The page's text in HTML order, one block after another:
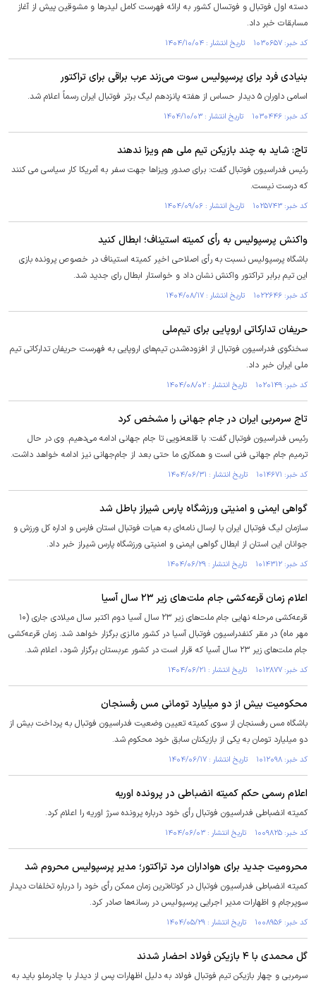
دسته اول فوتبال و فوتسال کشور به ارائه فهرست کامل لیدرها و مشوقین پیش از آغاز
مسابقات خبر داد.
کد خبر: ۱۰۳۰۶۵۷ تاریخ انتشار : ۱۴۰۴/۱۰/۰۴
بنیادی فرد برای پرسپولیس سوت می‌زند عرب براقی برای تراکتور
اسامی داوران ۵ دیدار حساس از هفته پانزدهم لیگ برتر فوتبال ایران رسماً اعلام شد.
کد خبر: ۱۰۳۰۴۴۶ تاریخ انتشار : ۱۴۰۴/۱۰/۰۳
تاج: شاید به چند بازیکن تیم ملی هم ویزا ندهند
رئیس فدراسیون فوتبال گفت: برای صدور ویزاها جهت سفر به آمریکا کار سیاسی می کنند
که درست نیست.
کد خبر: ۱۰۲۵۷۴۳ تاریخ انتشار : ۱۴۰۴/۰۹/۰۶
واکنش پرسپولیس به رأی کمیته استیناف؛ ابطال کنید
باشگاه پرسپولیس نسبت به رأی اصلاحی اخیر کمیته استیناف در خصوص پرونده بازی
این تیم برابر تراکتور واکنش نشان داد و خواستار ابطال رای جدید شد.
کد خبر: ۱۰۲۲۶۴۶ تاریخ انتشار : ۱۴۰۴/۰۸/۱۷
حریفان تدارکاتی اروپایی برای تیم‌ملی
سخنگوی فدراسیون فوتبال از افزوده‌شدن تیم‌های اروپایی به فهرست حریفان تدارکاتی تیم
ملی ایران خبر داد.
کد خبر: ۱۰۲۰۱۴۹ تاریخ انتشار : ۱۴۰۴/۰۸/۰۲
تاج سرمربی ایران در جام جهانی را مشخص کرد
رئیس فدراسیون فوتبال گفت: با قلعه‌نویی تا جام جهانی ادامه می‌دهیم. وی در حال
ترمیم جام جهانی فنی است و همکاری ما حتی بعد از جام‌جهانی نیز ادامه خواهد داشت.
کد خبر: ۱۰۱۴۶۷۱ تاریخ انتشار : ۱۴۰۴/۰۶/۳۱
گواهی ایمنی و امنیتی ورزشگاه پارس شیراز باطل شد
سازمان لیگ فوتبال ایران با ارسال نامه‌ای به هیات فوتبال استان فارس و اداره کل ورزش و
جوانان این استان از ابطال گواهی ایمنی و امنیتی ورزشگاه پارس شیراز خبر داد.
کد خبر: ۱۰۱۴۳۱۲ تاریخ انتشار : ۱۴۰۴/۰۶/۲۹
اعلام زمان قرعه‌کشی جام ملت‌های زیر ۲۳ سال آسیا
قرعه‌کشی مرحله نهایی جام ملت‌های زیر ۲۳ سال آسیا دوم اکتبر سال میلادی جاری (۱۰
مهر ماه) در مقر کنفدراسیون فوتبال آسیا در کشور مالزی برگزار خواهد شد. زمان قرعه‌کشی
جام ملت‌های زیر ۲۳ سال آسیا که قرار است در کشور عربستان برگزار شود، اعلام شد.
کد خبر: ۱۰۱۲۸۷۷ تاریخ انتشار : ۱۴۰۴/۰۶/۲۱
محکومیت بیش از دو میلیارد تومانی مس رفسنجان
باشگاه مس رفسنجان از سوی کمیته تعیین وضعیت فدراسیون فوتبال به پرداخت بیش از
دو میلیارد تومان به یکی از بازیکنان سابق خود محکوم شد.
کد خبر: ۱۰۱۲۰۹۸ تاریخ انتشار : ۱۴۰۴/۰۶/۱۷
اعلام رسمی حکم کمیته انضباطی در پرونده اوریه
کمیته انضباطی فدراسیون فوتبال رأی خود درباره پرونده سرژ اوریه را اعلام کرد.
کد خبر: ۱۰۰۹۸۲۵ تاریخ انتشار : ۱۴۰۴/۰۶/۰۳
محرومیت جدید برای هواداران مرد تراکتور؛ مدیر پرسپولیس محروم شد
کمیته انضباطی فدراسیون فوتبال در کوتاه‌ترین زمان ممکن رأی خود را درباره تخلفات دیدار
سوپرجام و اظهارات مدیر اجرایی پرسپولیس در رسانه‌ها صادر کرد.
کد خبر: ۱۰۰۸۹۵۶ تاریخ انتشار : ۱۴۰۴/۰۵/۲۹
گل محمدی با ۴ بازیکن فولاد احضار شدند
سرمربی و چهار بازیکن تیم فوتبال فولاد به دلیل اظهارات پس از دیدار با چادرملو باید به